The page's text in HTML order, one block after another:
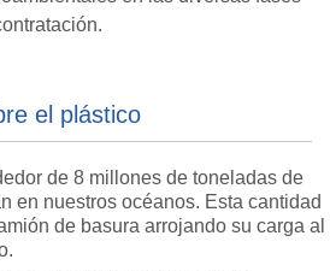
el plástico
de 8 millones de toneladas de
en nuestros océanos. Esta cantidad
de basura arrojando su carga al